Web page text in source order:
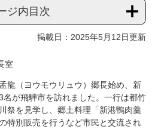
ジ内目次
掲載日：2025年5月12日更新
室
龍（ヨウモウリュウ）郷長始め、新
が飛騨市を訪れました。一行は都竹
祭を見学し、郷土料理「新港鴨肉羹
特別販売を行うなど市民と交流され